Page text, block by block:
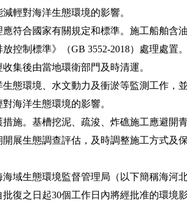
輕對海洋生態環境的影響。
合國家有關規定和標準。施工船舶含
控制標準》（GB 3552-2018）處理處置
集後由當地環衛部門及時清運。
環境、水文動力及衝淤等監測工作，
海洋生態環境的影響。
。基槽挖泥、疏浚、炸礁施工應避開
展生態調查評估，及時調整施工方式及
生態環境監督管理局（以下簡稱海河
復之日起30個工作日內將經批准的環境